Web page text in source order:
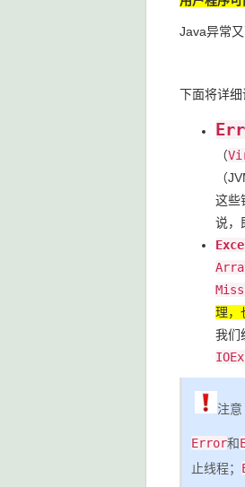
Java异常
下面将详细
（
（
这些
说，
理，
我们
注意
Error和
止线程；